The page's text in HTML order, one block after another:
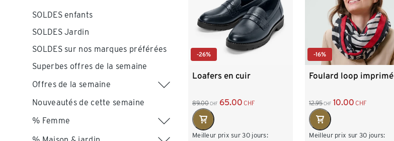
SOLDES enfants
SOLDES Jardin
SOLDES sur nos marques préférées
Superbes offres de la semaine
Offres de la semaine
Nouveautés de cette semaine
% Femme
-26%
Loafers en cuir
89.00 CHF 65.00 CHF
Meilleur prix sur 30 jours:
-16%
Foulard loop imprimé
12.95 CHF 10.00 CHF
Meilleur prix sur 30 jours: